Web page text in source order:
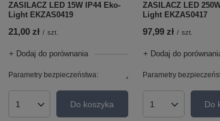
ZASILACZ LED 15W IP44 Eko-
Light EKZAS0419
21,00 zł / szt.
+ Dodaj do porównania
Parametry bezpieczeństwa: .
Ilość produktówDo koszyka
ZASILACZ LED
Light EKZAS0417
97,99 zł / szt.
+ Dodaj do
Parametry
Ilość produktówDo